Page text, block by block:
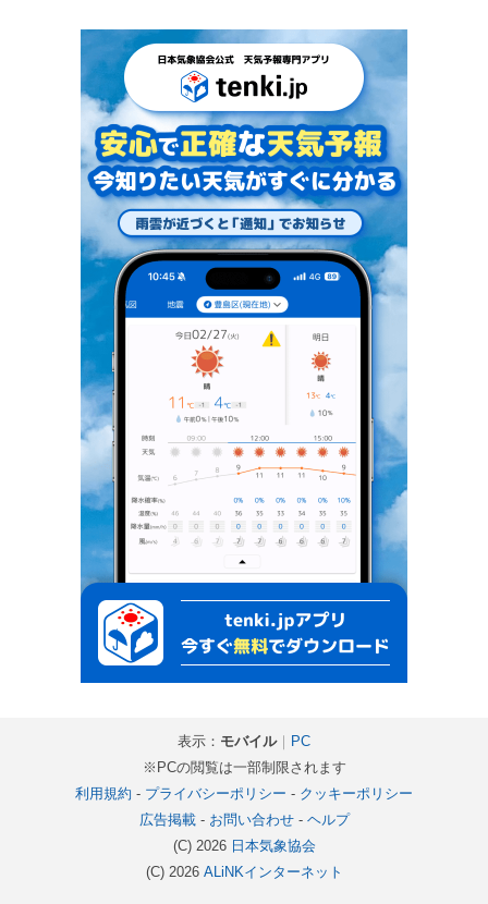
表示： モバイル｜
PC
※PCの閲覧は一部制限されます
利用規約 - プライバシーポリシー - クッキーポリシー
広告掲載- お問い合わせ- ヘルプ
(C) 2026 日本気象協会
(C) 2026 ALiNKインターネット